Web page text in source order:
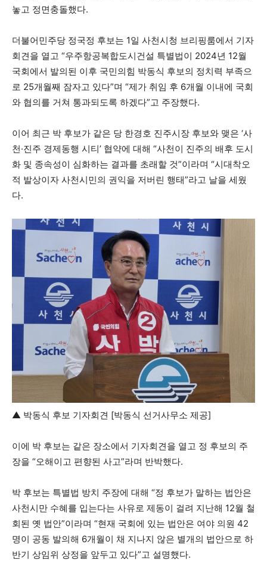
놓고 정면충돌했다.
더불어민주당 정국정 후보는 1일 사천시청 브리핑룸에서 기자
회견을 열고 “우주항공복합도시건설 특별법이 2024년 12월
국회에서 발의된 이후 국민의힘 박동식 후보의 정치력 부족으
로 25개월째 잠자고 있다”며 “제가 취임 후 6개월 이내에 국회
와 협의를 거쳐 통과되도록 하겠다”고 주장했다.
이어 최근 박 후보가 같은 당 한경호 진주시장 후보와 맺은 ‘사
천·진주 경제동행 시티’ 협약에 대해 “사천이 진주의 배후 도시
화 및 종속성이 심화하는 결과를 초래할 것”이라며 “시대착오
적 발상이자 사천시민의 권익을 저버린 행태”라고 날을 세웠
다.
▲ 박동식 후보 기자회견 [박동식 선거사무소 제공]
이에 박 후보는 같은 장소에서 기자회견을 열고 정 후보의 주
장을 “오해이고 편향된 사고”라며 반박했다.
박 후보는 특별법 방치 주장에 대해 “정 후보가 말하는 법안은
사천시만 수혜를 입는다는 사유로 제동이 걸려 지난해 12월 철
회된 옛 법안”이라며 “현재 국회에 있는 법안은 여야 의원 42
명이 공동 발의해 6개월이 채 지나지 않은 별개의 법안으로 하
반기 상임위 상정을 앞두고 있다”고 설명했다.